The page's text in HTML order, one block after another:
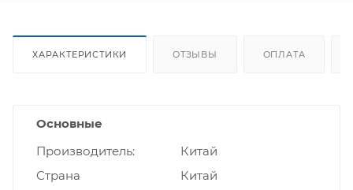
ХАРАКТЕРИСТИКИ ОТЗЫВЫ ОПЛАТА
Основные
Производитель
Китай
Страна
Китай